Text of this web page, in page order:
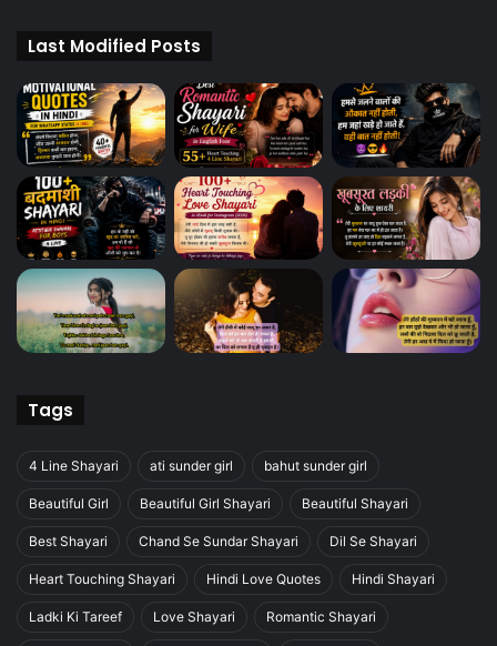
Last Modified Posts
Tags
4 Line Shayari ati sunder girl bahut sunder girl
Beautiful Girl Beautiful Girl Shayari Beautiful Shayari
Best Shayari Chand Se Sundar Shayari Dil Se Shayari
Heart Touching Shayari Hindi Love Quotes Hindi Shayari
Ladki Ki Tareef Love Shayari Romantic Shayari